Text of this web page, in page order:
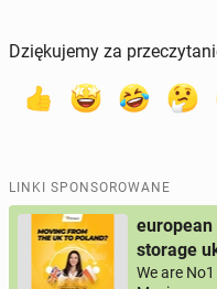
Dziękujemy za
LINKI SPONSOROWANE
storage
We are